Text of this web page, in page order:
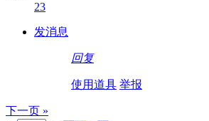
23
发消息
回复
使用道具 举报
下一页 »